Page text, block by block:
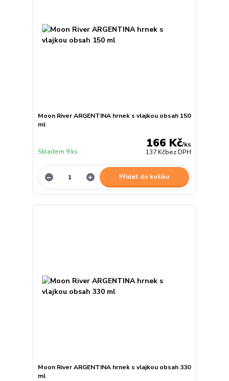
Moon River ARGENTINA hrnek s vlajkou obsah 150
ml
166 Kč/ks
137 Kčbez DPH
Skladem 9 ks
Přidat do košíku
Moon River ARGENTINA hrnek s vlajkou obsah 330
ml